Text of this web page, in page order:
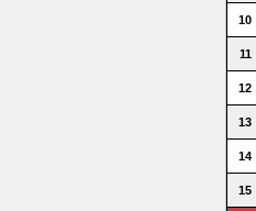
10
11
12
13
14
15